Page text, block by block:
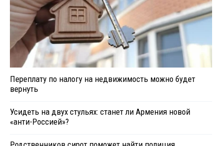
Переплату по налогу на недвижимость можно будет
вернуть
Усидеть на двух стульях: станет ли Армения новой
«анти-Россией»?